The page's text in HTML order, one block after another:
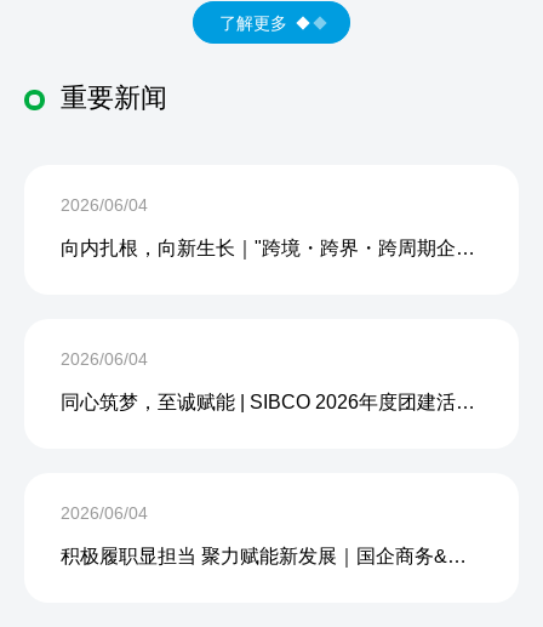
了解更多
重要新闻
2026/06/04
向内扎根，向新生长｜"跨境・跨界・跨周期企业内生力沙龙"成功举办
2026/06/04
同心筑梦，至诚赋能 | SIBCO 2026年度团建活动圆满收官
2026/06/04
积极履职显担当 聚力赋能新发展｜国企商务&中企人力出席上海现代服务业联合会第五届会员大会第三次会议暨2026服务业高质量发展大会